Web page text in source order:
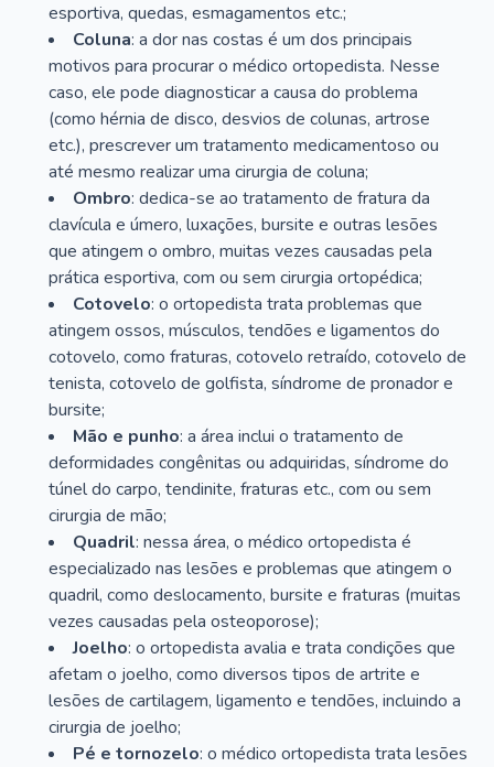
esportiva, quedas, esmagamentos etc.;
Coluna: a dor nas costas é um dos principais
motivos para procurar o médico ortopedista. Nesse
caso, ele pode diagnosticar a causa do problema
(como hérnia de disco, desvios de colunas, artrose
etc.), prescrever um tratamento medicamentoso ou
até mesmo realizar uma cirurgia de coluna;
Ombro: dedica-se ao tratamento de fratura da
clavícula e úmero, luxações, bursite e outras lesões
que atingem o ombro, muitas vezes causadas pela
prática esportiva, com ou sem cirurgia ortopédica;
Cotovelo: o ortopedista trata problemas que
atingem ossos, músculos, tendões e ligamentos do
cotovelo, como fraturas, cotovelo retraído, cotovelo de
tenista, cotovelo de golfista, síndrome de pronador e
bursite;
Mão e punho: a área inclui o tratamento de
deformidades congênitas ou adquiridas, síndrome do
túnel do carpo, tendinite, fraturas etc., com ou sem
cirurgia de mão;
Quadril: nessa área, o médico ortopedista é
especializado nas lesões e problemas que atingem o
quadril, como deslocamento, bursite e fraturas (muitas
vezes causadas pela osteoporose);
Joelho: o ortopedista avalia e trata condições que
afetam o joelho, como diversos tipos de artrite e
lesões de cartilagem, ligamento e tendões, incluindo a
cirurgia de joelho;
Pé e tornozelo: o médico ortopedista trata lesões